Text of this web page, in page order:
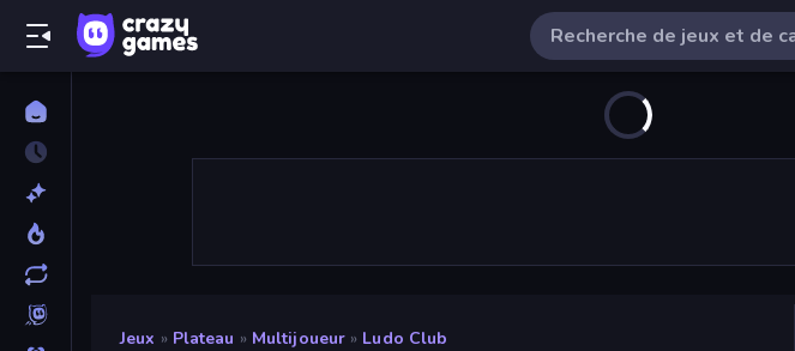
Jeux » Plateau » Multijoueur » Ludo Club